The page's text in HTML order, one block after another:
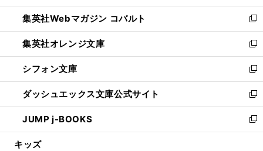
開
く
ウ
で
開
く
ン
ド
ウ
で
開
く
ウ
ィ
ン
ド
ウ
で
開
く
集英社Webマガジン コバルト
新
し
い
ウ
ィ
ン
ド
ウ
で
開
集英社オレンジ文庫
新
し
い
ウ
ィ
ン
ド
ウ
シフォン文庫
新
し
い
ウ
ィ
ン
ダッシュエックス文庫公式サイト
新
し
い
ウ
JUMP j-BOOKS
新
し
キッズ